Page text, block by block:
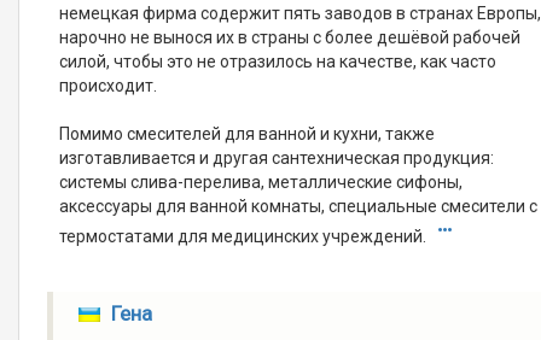
немецкая фирма содержит пять заводов в странах Европы,
нарочно не вынося их в страны с более дешёвой рабочей
силой, чтобы это не отразилось на качестве, как часто
происходит.
Помимо смесителей для ванной и кухни, также
изготавливается и другая сантехническая продукция:
системы слива-перелива, металлические сифоны,
аксессуары для ванной комнаты, специальные смесители с
термостатами для медицинских учреждений.
Гена